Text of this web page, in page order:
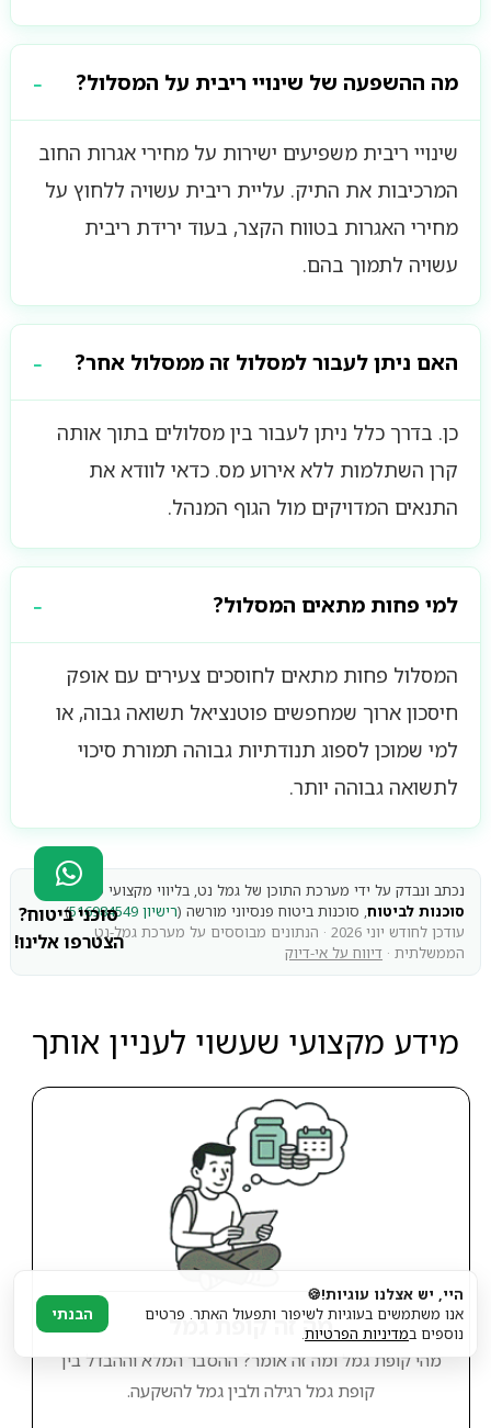
מה ההשפעה של שינויי ריבית על המסלול?
שינויי ריבית משפיעים ישירות על מחירי אגרות החוב
המרכיבות את התיק. עליית ריבית עשויה ללחוץ על
מחירי האגרות בטווח הקצר, בעוד ירידת ריבית
עשויה לתמוך בהם.
האם ניתן לעבור למסלול זה ממסלול אחר?
כן. בדרך כלל ניתן לעבור בין מסלולים בתוך אותה
קרן השתלמות ללא אירוע מס. כדאי לוודא את
התנאים המדויקים מול הגוף המנהל.
למי פחות מתאים המסלול?
המסלול פחות מתאים לחוסכים צעירים עם אופק
חיסכון ארוך שמחפשים פוטנציאל תשואה גבוה, או
למי שמוכן לספוג תנודתיות גבוהה תמורת סיכוי
לתשואה גבוהה יותר.
נכתב ונבדק על ידי מערכת התוכן של גמל נט, בליווי מקצועי של
גודביט
סוכנות לביטוח, סוכנות ביטוח פנסיוני מורשה (רישיון 516984549
)
עודכן לחודש יוני 2026 · הנתונים מבוססים על מערכת גמל-נט
הממשלתית · דיווח על אי-דיוק
מידע מקצועי שעשוי לעניין אותך
מה זה קופת גמל
מהי קופת גמל ומה זה אומר? ההסבר המלא וההבדל בין
קופת גמל רגילה ולבין גמל להשקעה.
סוכני ביטוח?
הצטרפו אלינו!
היי, יש אצלנו עוגיות!🍪
אנו משתמשים בעוגיות לשיפור ותפעול האתר. פרטים
נוספים במדיניות הפרטיות.
הבנתי